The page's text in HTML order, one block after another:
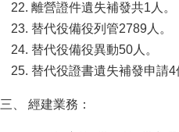
離營證件遺失補發共1人。
替代役備役列管2789人。
替代役備役異動50人。
替代役證書遺失補發申請4
三、 經建業務：